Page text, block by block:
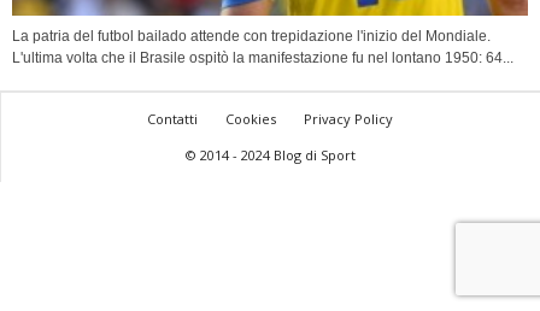
La patria del futbol bailado attende con trepidazione l'inizio del Mondiale.
L'ultima volta che il Brasile ospitò la manifestazione fu nel lontano 1950: 64...
Contatti Cookies
Privacy Policy
© 2014 - 2024 Blog di Sport